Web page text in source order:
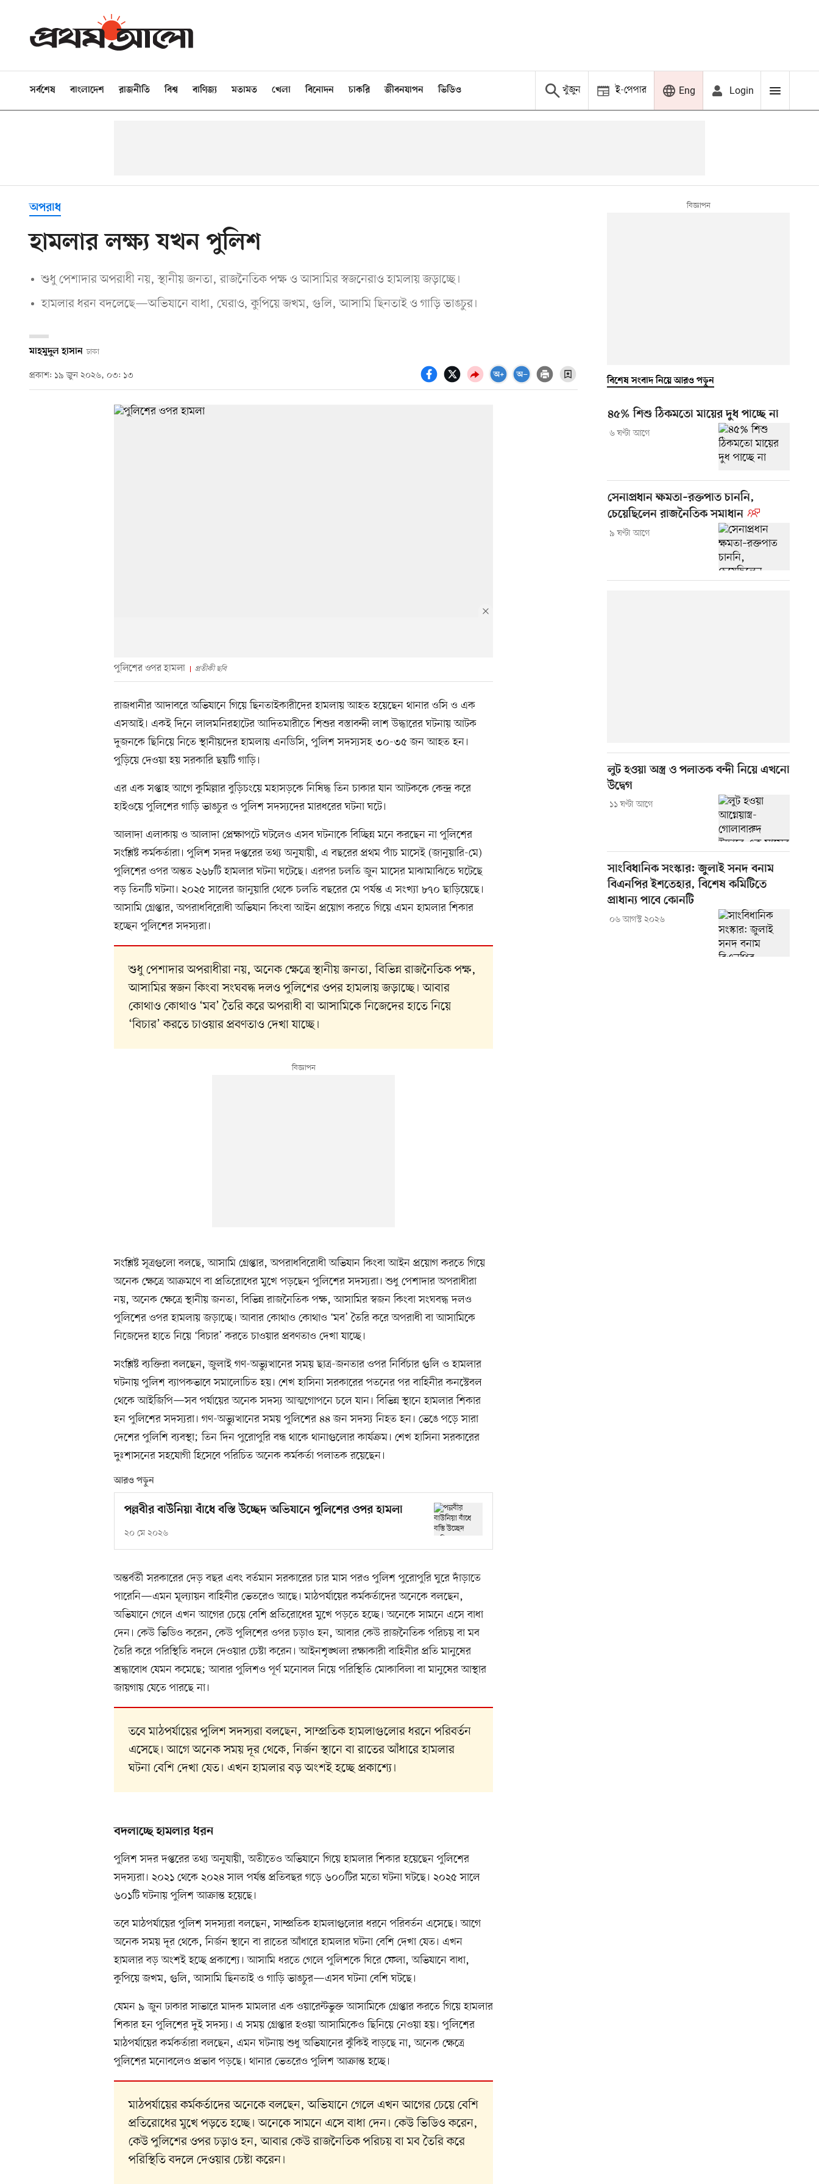
সর্বশেষ বাংলাদেশ রাজনীতি বিশ্ব বাণিজ্য মতামত খেলা বিনোদন চাকরি জীবনযাপন ভিডিও খুঁজুন ই-পেপার Eng Login
অপরাধ
হামলার লক্ষ্য যখন পুলিশ
শুধু পেশাদার অপরাধী নয়, স্থানীয় জনতা, রাজনৈতিক পক্ষ ও আসামির স্বজনেরাও হামলায় জড়াচ্ছে।
হামলার ধরন বদলেছে—অভিযানে বাধা, ঘেরাও, কুপিয়ে জখম, গুলি, আসামি ছিনতাই ও গাড়ি ভাঙচুর।
মাহমুদুল হাসান ঢাকা
প্রকাশ: ১৯ জুন ২০২৬, ০৩: ১৩
পুলিশের ওপর হামলা প্রতীকী ছবি
রাজধানীর আদাবরে অভিযানে গিয়ে ছিনতাইকারীদের হামলায় আহত হয়েছেন থানার ওসি ও এক
এসআই। একই দিনে লালমনিরহাটের আদিতমারীতে শিশুর বস্তাবন্দী লাশ উদ্ধারের ঘটনায় আটক
দুজনকে ছিনিয়ে নিতে স্থানীয়দের হামলায় এনডিসি, পুলিশ সদস্যসহ ৩০-৩৫ জন আহত হন।
পুড়িয়ে দেওয়া হয় সরকারি ছয়টি গাড়ি।
এর এক সপ্তাহ আগে কুমিল্লার বুড়িচংয়ে মহাসড়কে নিষিদ্ধ তিন চাকার যান আটককে কেন্দ্র করে
হাইওয়ে পুলিশের গাড়ি ভাঙচুর ও পুলিশ সদস্যদের মারধরের ঘটনা ঘটে।
আলাদা এলাকায় ও আলাদা প্রেক্ষাপটে ঘটলেও এসব ঘটনাকে বিচ্ছিন্ন মনে করছেন না পুলিশের
সংশ্লিষ্ট কর্মকর্তারা। পুলিশ সদর দপ্তরের তথ্য অনুযায়ী, এ বছরের প্রথম পাঁচ মাসেই (জানুয়ারি-মে)
পুলিশের ওপর অন্তত ২৬৮টি হামলার ঘটনা ঘটেছে। এরপর চলতি জুন মাসের মাঝামাঝিতে ঘটেছে
বড় তিনটি ঘটনা। ২০২৫ সালের জানুয়ারি থেকে চলতি বছরের মে পর্যন্ত এ সংখ্যা ৮৭০ ছাড়িয়েছে।
আসামি গ্রেপ্তার, অপরাধবিরোধী অভিযান কিংবা আইন প্রয়োগ করতে গিয়ে এমন হামলার শিকার
হচ্ছেন পুলিশের সদস্যরা।
শুধু পেশাদার অপরাধীরা নয়, অনেক ক্ষেত্রে স্থানীয় জনতা, বিভিন্ন রাজনৈতিক পক্ষ,
আসামির স্বজন কিংবা সংঘবদ্ধ দলও পুলিশের ওপর হামলায় জড়াচ্ছে। আবার
কোথাও কোথাও ‘মব’ তৈরি করে অপরাধী বা আসামিকে নিজেদের হাতে নিয়ে
‘বিচার’ করতে চাওয়ার প্রবণতাও দেখা যাচ্ছে।
সংশ্লিষ্ট সূত্রগুলো বলছে, আসামি গ্রেপ্তার, অপরাধবিরোধী অভিযান কিংবা আইন প্রয়োগ করতে গিয়ে
অনেক ক্ষেত্রে আক্রমণে বা প্রতিরোধের মুখে পড়ছেন পুলিশের সদস্যরা। শুধু পেশাদার অপরাধীরা
নয়, অনেক ক্ষেত্রে স্থানীয় জনতা, বিভিন্ন রাজনৈতিক পক্ষ, আসামির স্বজন কিংবা সংঘবদ্ধ দলও
পুলিশের ওপর হামলায় জড়াচ্ছে। আবার কোথাও কোথাও ‘মব’ তৈরি করে অপরাধী বা আসামিকে
নিজেদের হাতে নিয়ে ‘বিচার’ করতে চাওয়ার প্রবণতাও দেখা যাচ্ছে।
সংশ্লিষ্ট ব্যক্তিরা বলছেন, জুলাই গণ-অভ্যুত্থানের সময় ছাত্র-জনতার ওপর নির্বিচার গুলি ও হামলার
ঘটনায় পুলিশ ব্যাপকভাবে সমালোচিত হয়। শেখ হাসিনা সরকারের পতনের পর বাহিনীর কনস্টেবল
থেকে আইজিপি—সব পর্যায়ের অনেক সদস্য আত্মগোপনে চলে যান। বিভিন্ন স্থানে হামলার শিকার
হন পুলিশের সদস্যরা। গণ-অভ্যুত্থানের সময় পুলিশের ৪৪ জন সদস্য নিহত হন। ভেঙে পড়ে সারা
দেশের পুলিশি ব্যবস্থা; তিন দিন পুরোপুরি বন্ধ থাকে থানাগুলোর কার্যক্রম। শেখ হাসিনা সরকারের
দুঃশাসনের সহযোগী হিসেবে পরিচিত অনেক কর্মকর্তা পলাতক রয়েছেন।
আরও পড়ুন
পল্লবীর বাউনিয়া বাঁধে বস্তি উচ্ছেদ অভিযানে পুলিশের ওপর হামলা
২০ মে ২০২৬
অন্তর্বর্তী সরকারের দেড় বছর এবং বর্তমান সরকারের চার মাস পরও পুলিশ পুরোপুরি ঘুরে দাঁড়াতে
পারেনি—এমন মূল্যায়ন বাহিনীর ভেতরেও আছে। মাঠপর্যায়ের কর্মকর্তাদের অনেকে বলছেন,
অভিযানে গেলে এখন আগের চেয়ে বেশি প্রতিরোধের মুখে পড়তে হচ্ছে। অনেকে সামনে এসে বাধা
দেন। কেউ ভিডিও করেন, কেউ পুলিশের ওপর চড়াও হন, আবার কেউ রাজনৈতিক পরিচয় বা মব
তৈরি করে পরিস্থিতি বদলে দেওয়ার চেষ্টা করেন। আইনশৃঙ্খলা রক্ষাকারী বাহিনীর প্রতি মানুষের
শ্রদ্ধাবোধ যেমন কমেছে; আবার পুলিশও পূর্ণ মনোবল নিয়ে পরিস্থিতি মোকাবিলা বা মানুষের আস্থার
জায়গায় যেতে পারছে না।
তবে মাঠপর্যায়ের পুলিশ সদস্যরা বলছেন, সাম্প্রতিক হামলাগুলোর ধরনে পরিবর্তন
এসেছে। আগে অনেক সময় দূর থেকে, নির্জন স্থানে বা রাতের আঁধারে হামলার
ঘটনা বেশি দেখা যেত। এখন হামলার বড় অংশই হচ্ছে প্রকাশ্যে।
বদলাচ্ছে হামলার ধরন
পুলিশ সদর দপ্তরের তথ্য অনুযায়ী, অতীতেও অভিযানে গিয়ে হামলার শিকার হয়েছেন পুলিশের
সদস্যরা। ২০২১ থেকে ২০২৪ সাল পর্যন্ত প্রতিবছর গড়ে ৬০০টির মতো ঘটনা ঘটছে। ২০২৫ সালে
৬০১টি ঘটনায় পুলিশ আক্রান্ত হয়েছে।
তবে মাঠপর্যায়ের পুলিশ সদস্যরা বলছেন, সাম্প্রতিক হামলাগুলোর ধরনে পরিবর্তন এসেছে। আগে
অনেক সময় দূর থেকে, নির্জন স্থানে বা রাতের আঁধারে হামলার ঘটনা বেশি দেখা যেত। এখন
হামলার বড় অংশই হচ্ছে প্রকাশ্যে। আসামি ধরতে গেলে পুলিশকে ঘিরে ফেলা, অভিযানে বাধা,
কুপিয়ে জখম, গুলি, আসামি ছিনতাই ও গাড়ি ভাঙচুর—এসব ঘটনা বেশি ঘটছে।
যেমন ৯ জুন ঢাকার সাভারে মাদক মামলার এক ওয়ারেন্টভুক্ত আসামিকে গ্রেপ্তার করতে গিয়ে হামলার
শিকার হন পুলিশের দুই সদস্য। এ সময় গ্রেপ্তার হওয়া আসামিকেও ছিনিয়ে নেওয়া হয়। পুলিশের
মাঠপর্যায়ের কর্মকর্তারা বলছেন, এমন ঘটনায় শুধু অভিযানের ঝুঁকিই বাড়ছে না, অনেক ক্ষেত্রে
পুলিশের মনোবলেও প্রভাব পড়ছে। থানার ভেতরেও পুলিশ আক্রান্ত হচ্ছে।
মাঠপর্যায়ের কর্মকর্তাদের অনেকে বলছেন, অভিযানে গেলে এখন আগের চেয়ে বেশি
প্রতিরোধের মুখে পড়তে হচ্ছে। অনেকে সামনে এসে বাধা দেন। কেউ ভিডিও করেন,
কেউ পুলিশের ওপর চড়াও হন, আবার কেউ রাজনৈতিক পরিচয় বা মব তৈরি করে
পরিস্থিতি বদলে দেওয়ার চেষ্টা করেন।
বিশেষ সংবাদ নিয়ে আরও পড়ুন
৪৫% শিশু ঠিকমতো মায়ের দুধ পাচ্ছে না
৬ ঘণ্টা আগে
সেনাপ্রধান ক্ষমতা–রক্তপাত চাননি,
চেয়েছিলেন রাজনৈতিক সমাধান
৯ ঘণ্টা আগে
লুট হওয়া অস্ত্র ও পলাতক বন্দী নিয়ে এখনো
উদ্বেগ
১১ ঘণ্টা আগে
সাংবিধানিক সংস্কার: জুলাই সনদ বনাম
বিএনপির ইশতেহার, বিশেষ কমিটিতে
প্রাধান্য পাবে কোনটি
০৬ আগস্ট ২০২৬